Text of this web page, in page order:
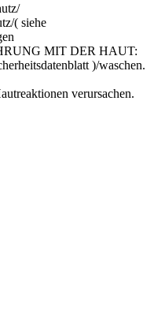
( siehe
MIT DER HAUT:
)/waschen.
verursachen.